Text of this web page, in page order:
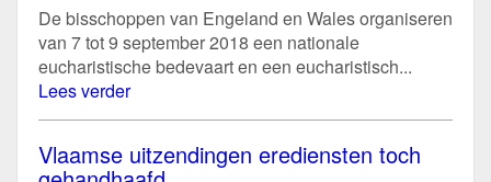
De bisschoppen van Engeland en Wales organiseren
van 7 tot 9 september 2018 een nationale
eucharistische bedevaart en een eucharistisch...
Lees verder
Vlaamse uitzendingen erediensten toch